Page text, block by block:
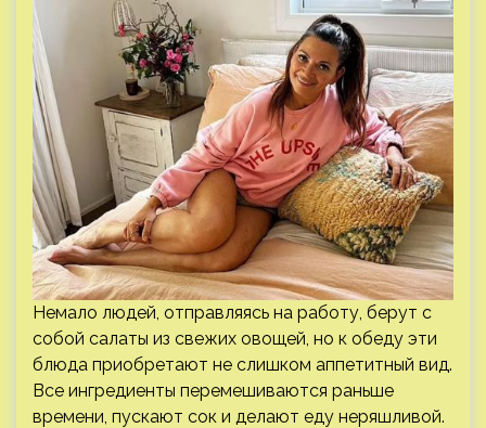
Немало людей, отправляясь на работу, берут с
собой салаты из свежих овощей, но к обеду эти
блюда приобретают не слишком аппетитный вид.
Все ингредиенты перемешиваются раньше
времени, пускают сок и делают еду неряшливой.